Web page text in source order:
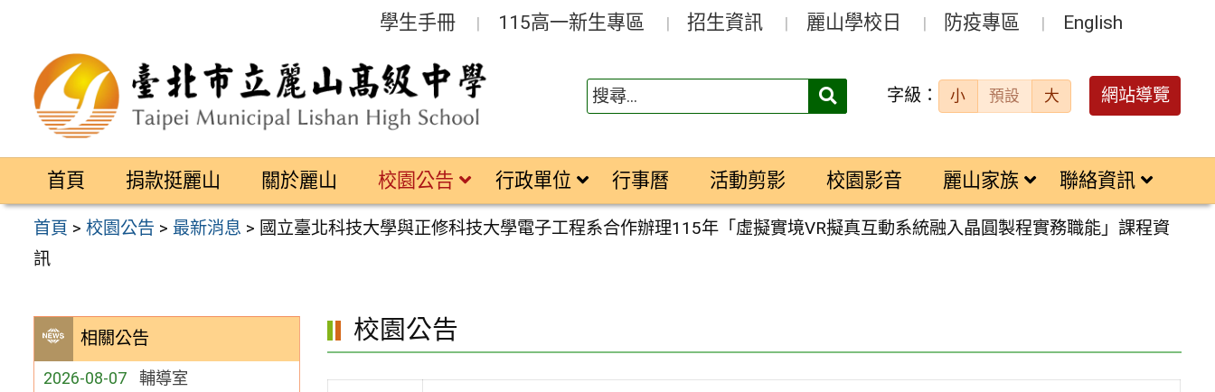
區
學生手冊 115高一新生專區 招生資訊 麗山學校日 防疫專區 English
搜
字級： 小 預設 大 網站導覽
首頁 捐款挺麗山 關於麗山 校園公告 行政單位 行事曆 活動剪影 校園影音 麗山家族 聯絡資訊
首頁 >校園公告 > 最新消息 > 國立臺北科技大學與正修科技大學電子工程系合作辦理115年「虛擬實境VR擬真互動系統融入晶圓製程實務職能」課程資
訊
相關公告
2026-08-07 輔導室
校園公告